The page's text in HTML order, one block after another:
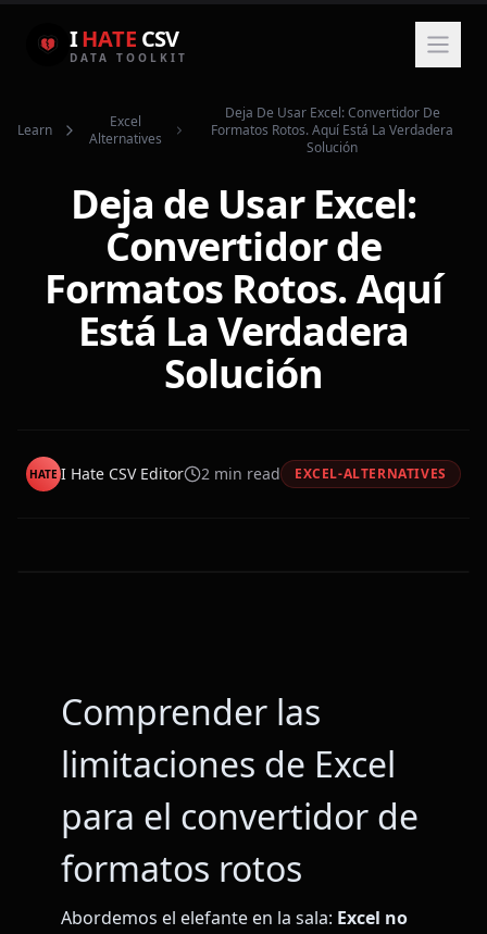
IHATE CSV
DATA TOOLKIT
Learn
Excel
Alternatives
Deja De Usar Excel: Convertidor De
Formatos Rotos. Aquí Está La Verdadera
Solución
Deja de Usar Excel:
Convertidor de
Formatos Rotos. Aquí
Está La Verdadera
Solución
HATE I Hate CSV Editor 2 min read EXCEL-ALTERNATIVES
Comprender las
limitaciones de Excel
para el convertidor de
formatos rotos
Abordemos el elefante en la sala: Excel no